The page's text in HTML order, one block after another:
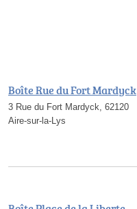
Boîte Rue du Fort Mardyck
3 Rue du Fort Mardyck, 62120
Aire-sur-la-Lys